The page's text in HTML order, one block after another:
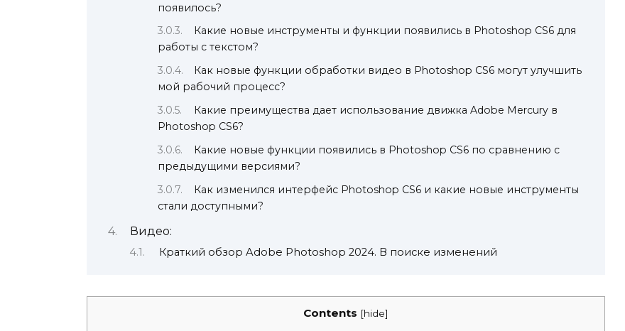
появилось?
Какие новые инструменты и функции появились в Photoshop CS6 для
работы с текстом?
Как новые функции обработки видео в Photoshop CS6 могут улучшить
мой рабочий процесс?
Какие преимущества дает использование движка Adobe Mercury в
Photoshop CS6?
Какие новые функции появились в Photoshop CS6 по сравнению с
предыдущими версиями?
Как изменился интерфейс Photoshop CS6 и какие новые инструменты
стали доступными?
Видео:
Краткий обзор Adobe Photoshop 2024. В поиске изменений
Contents [hide]